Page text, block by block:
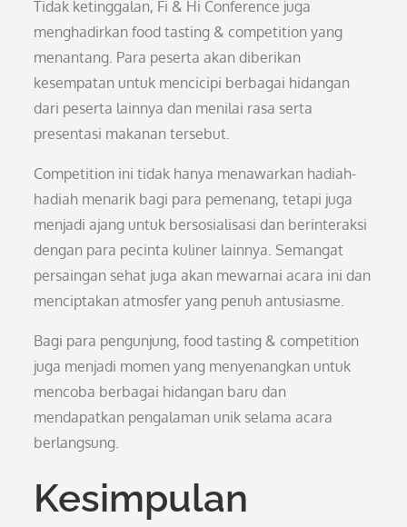
Tidak ketinggalan, Fi & Hi Conference juga
menghadirkan food tasting & competition yang
menantang. Para peserta akan diberikan
kesempatan untuk mencicipi berbagai hidangan
dari peserta lainnya dan menilai rasa serta
presentasi makanan tersebut.
Competition ini tidak hanya menawarkan hadiah-
hadiah menarik bagi para pemenang, tetapi juga
menjadi ajang untuk bersosialisasi dan berinteraksi
dengan para pecinta kuliner lainnya. Semangat
persaingan sehat juga akan mewarnai acara ini dan
menciptakan atmosfer yang penuh antusiasme.
Bagi para pengunjung, food tasting & competition
juga menjadi momen yang menyenangkan untuk
mencoba berbagai hidangan baru dan
mendapatkan pengalaman unik selama acara
berlangsung.
Kesimpulan